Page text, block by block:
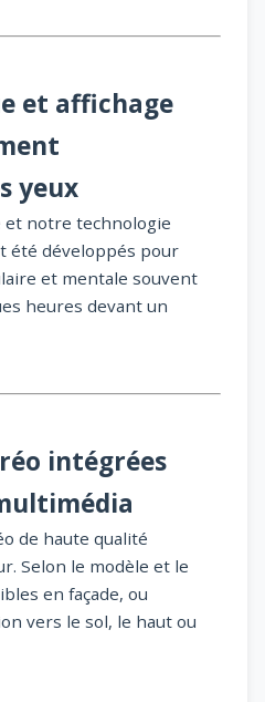
et affichage
yeux
et notre technologie
été développés pour
et mentale souvent
heures devant un
intégrées
de haute qualité
Selon le modèle et le
en façade, ou
vers le sol, le haut ou